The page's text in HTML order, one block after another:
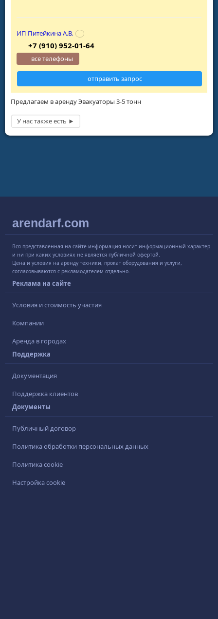
Предлагаем в аренду Эвакуаторы 3-5 тонн
ИП Питейкина А.В.
+7 (910) 952-01-64
все телефоны
отправить запрос
arendarf.com
Вся представленная на сайте информация носит информационный характер
и ни при каких условиях не является публичной офертой.
Цена и условия на аренду техники, прокат оборудования и услуги,
согласовываются с рекламодателем отдельно.
Реклама на сайте
Условия и стоимость участия
Компании
Аренда в городах
Поддержка
Документация
Поддержка клиентов
Документы
Публичный договор
Политика обработки персональных данных
Политика cookie
Настройка cookie